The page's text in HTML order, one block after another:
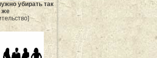
убирать так
же